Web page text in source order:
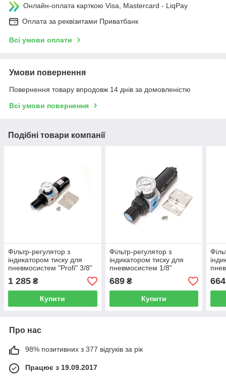
Онлайн-оплата карткою Visa, Mastercard - LiqPay
Оплата за реквізитами Приватбанк
Всі умови оплати
Умови повернення
Повернення товару впродовж 14 днів за домовленістю
Всі умови повернення
Подібні товари компанії
Фільтр-регулятор з
індикатором тиску для
пневмосистем "Profi" 3/8"
(пропускна спроможність:
1300 л/хв, 16bar) Forsage
F-EW4000-03
1 285 ₴
Купити
Фільтр-регулятор з
індикатором тиску для
пневмосистем 1/8"
Forsage F-EW2000-01
689₴
Купити
02
664
Про нас
98% позитивних з 377 відгуків за рік
Працює з 19.09.2017